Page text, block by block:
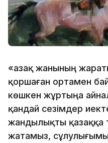
«Қазақ жанының
қоршаған ортамен
көшкен жұртыңа
қандай сезімдер
жандылықты қазаққа
жатамыз,